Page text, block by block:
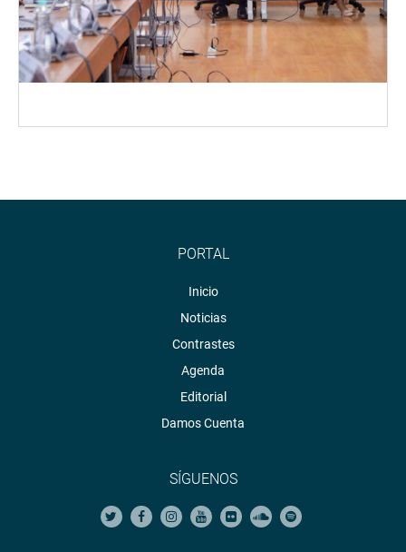
PORTAL
Inicio
Noticias
Contrastes
Agenda
Editorial
Damos Cuenta
SÍGUENOS